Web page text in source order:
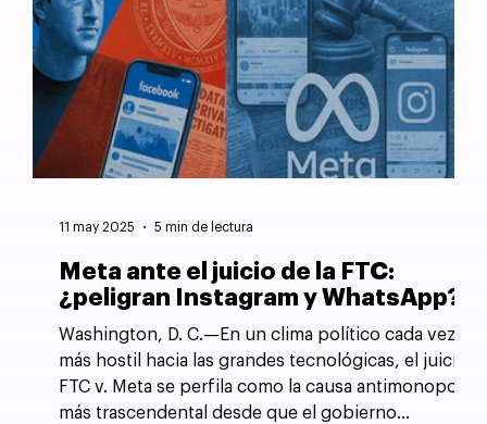
Meta ante el juicio de la FTC:
¿peligran Instagram y WhatsApp?
Washington, D. C.—En un clima político cada vez
más hostil hacia las grandes tecnológicas, el juicio
FTC v. Meta se perfila como la causa antimonopolio
más trascendental desde que el gobierno
11 may 2025 5 min de lectura